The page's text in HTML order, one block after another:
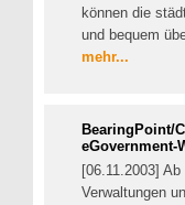
können die
und bequem
mehr...
BearingPoint/
eGovernment-
[06.11.2003]
Verwaltungen